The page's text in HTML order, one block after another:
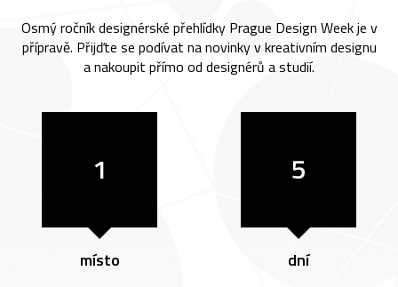
Osmý ročník designérské přehlídky Prague Design Week je v
přípravě. Přijďte se podívat na novinky v kreativním designu
a nakoupit přímo od designérů a studií.
1
místo
5
dní